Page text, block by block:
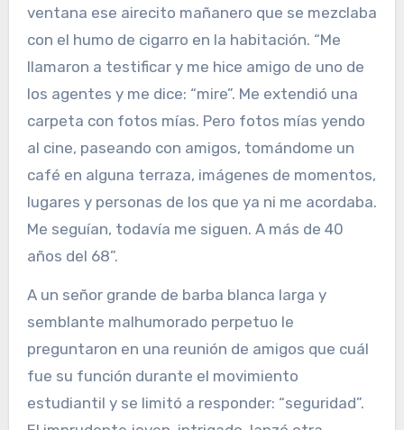
ventana ese airecito mañanero que se mezclaba
con el humo de cigarro en la habitación. “Me
llamaron a testificar y me hice amigo de uno de
los agentes y me dice: “mire”. Me extendió una
carpeta con fotos mías. Pero fotos mías yendo
al cine, paseando con amigos, tomándome un
café en alguna terraza, imágenes de momentos,
lugares y personas de los que ya ni me acordaba.
Me seguían, todavía me siguen. A más de 40
años del 68”.
A un señor grande de barba blanca larga y
semblante malhumorado perpetuo le
preguntaron en una reunión de amigos que cuál
fue su función durante el movimiento
estudiantil y se limitó a responder: “seguridad”.